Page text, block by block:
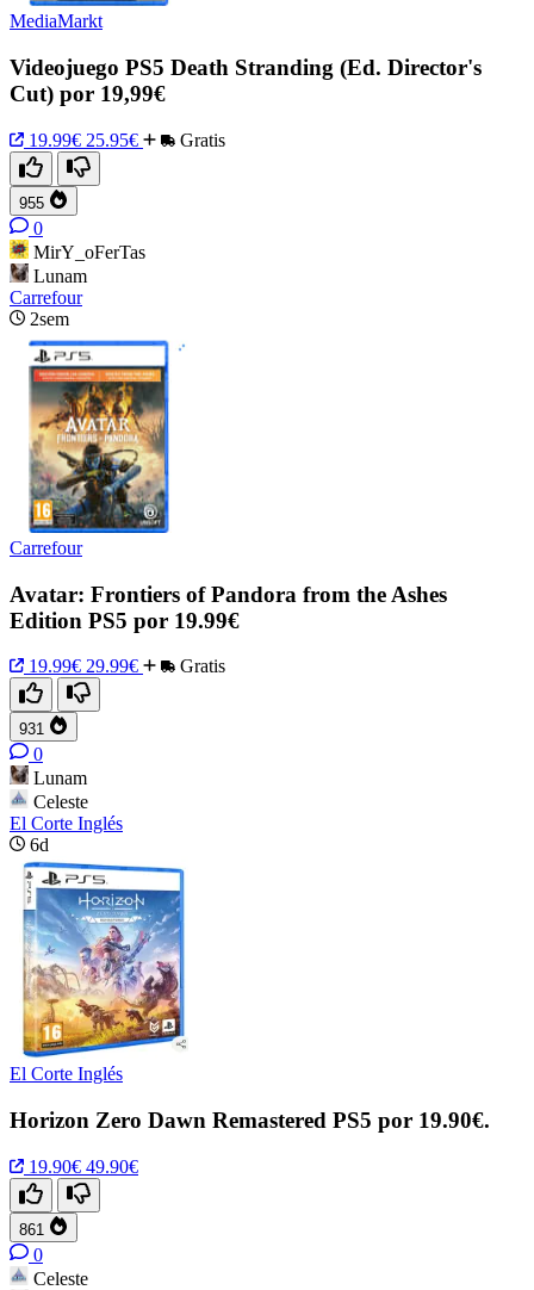
MediaMarkt
Videojuego PS5 Death Stranding (Ed. Director's
Cut) por 19,99€
19.99€ 25.95€ Gratis
955
0
MirY_oFerTas
Lunam
Carrefour
2sem
Carrefour
Avatar: Frontiers of Pandora from the Ashes
Edition PS5 por 19.99€
19.99€ 29.99€ Gratis
931
0
Lunam
Celeste
El Corte Inglés
6d
El Corte Inglés
Horizon Zero Dawn Remastered PS5 por 19.90€.
19.90€ 49.90€
861
0
Celeste